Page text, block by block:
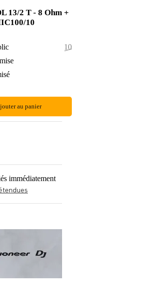
13/2 T - 8 Ohm +
10
103,90 €
au panier
immédiatement